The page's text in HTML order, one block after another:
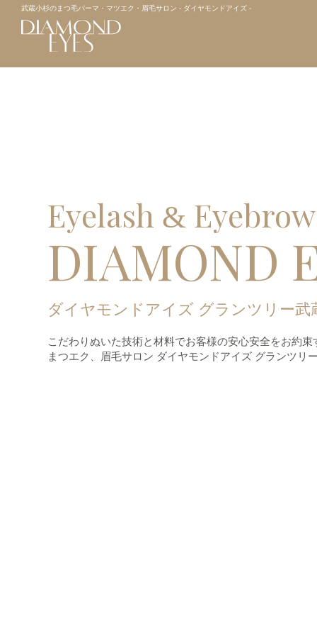
武蔵小杉のまつ毛パーマ・マツエク・眉毛サロン - ダイヤモンドアイズ -
Eyelash &
DIAMOND
ダイヤモンドアイズ グランツリー武
こだわりぬいた技術と材料でお客様の安心安全をお約束
まつエク、眉毛サロン ダイヤモンドアイズ グランツリ